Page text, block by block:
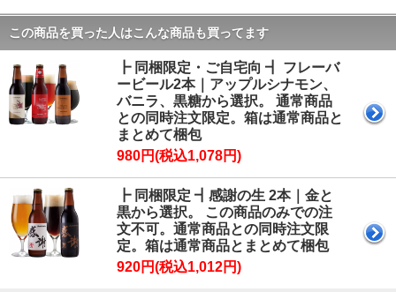
この商品を買った人はこんな商品も買ってます
┣ 同梱限定・ご自宅向 ┫ フレーバ
ービール2本｜アップルシナモン、
バニラ、黒糖から選択。 通常商品
との同時注文限定。箱は通常商品と
まとめて梱包
980円(税込1,078円)
┣ 同梱限定 ┫感謝の生 2本｜金と
黒から選択。 この商品のみでの注
文不可。通常商品との同時注文限
定。箱は通常商品とまとめて梱包
920円(税込1,012円)